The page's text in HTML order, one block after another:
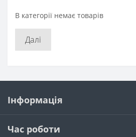
В категорії немає товарів
Далі
Інформація
Час роботи